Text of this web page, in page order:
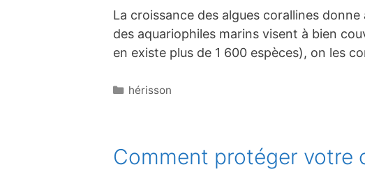
La croissance des algues corallines
des aquariophiles marins visent à bien
en existe plus de 1 600 espèces), on les
Catégories
hérisson
Comment protéger votre